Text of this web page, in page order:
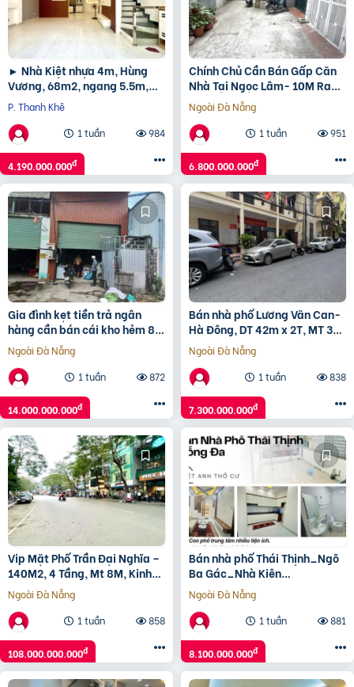
► Nhà Kiệt nhựa 4m, Hùng
Vương, 68m2, ngang 5.5m,
2.5 tầng cứng đẹp, 3PN, sân
thượng chill, ở ngay,
P. Thanh Khê
1 tuần
984
4.190.000.000đ
Chính Chủ Cần Bán Gấp Căn
Nhà Tại Ngọc Lâm- 10M Ra
Mặt Phố- Có Chỗ Để Oto- Nhà
Đẹp Ở Luôn
Ngoài Đà Nẵng
1 tuần
951
6.800.000.000đ
Gia đình kẹt tiền trả ngân
hàng cần bán cái kho hẻm 8m
thông 815/10/5 hương lộ 2 p
bình trị đông a
Ngoài Đà Nẵng
1 tuần
872
14.000.000.000đ
Bán nhà phố Lương Văn Can-
Hà Đông, DT 42m x 2T, MT 3m,
nhà phân lô vuông. Giá 7.3 tỷ
Ngoài Đà Nẵng
1 tuần
838
7.300.000.000đ
Vip Mặt Phố Trần Đại Nghĩa –
140M2, 4 Tầng, Mt 8M, Kinh
Doanh Đỉnh Giá 108 Tỷ
Ngoài Đà Nẵng
1 tuần
858
108.000.000.000đ
Bán nhà phố Thái Thịnh_Ngõ
Ba Gác_Nhà Kiên
Cố_40mx4T_Giá: 8.1 Tỷ, Lh:
0396935190.
Ngoài Đà Nẵng
1 tuần
881
8.100.000.000đ